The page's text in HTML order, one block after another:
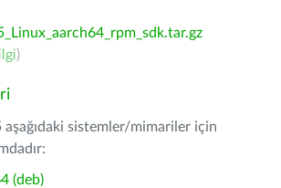
)
sistemler/mimariler için
(deb)